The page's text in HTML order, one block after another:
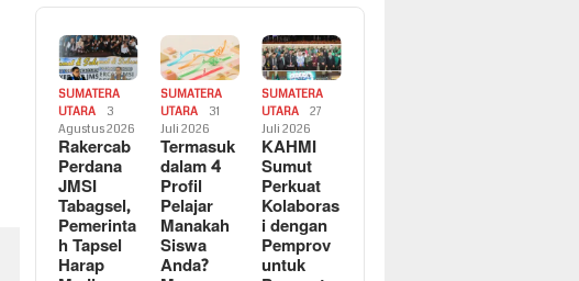
SUMATERA
UTARA
3
Agustus 2026
Rakercab
Perdana
JMSI
Tabagsel,
Pemerinta
h Tapsel
Harap
SUMATERA
UTARA
31
Juli 2026
Termasuk
dalam 4
Profil
Pelajar
Manakah
Siswa
Anda?
SUMATERA
UTARA
27
Juli 2026
KAHMI
Sumut
Perkuat
Kolaboras
i dengan
Pemprov
untuk